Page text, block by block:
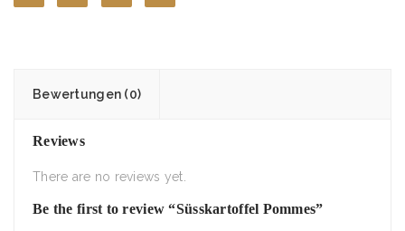
Bewertungen (0)
Reviews
There are no reviews yet.
Be the first to review “Süsskartoffel Pommes”